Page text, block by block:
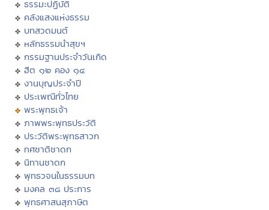
ธรรมะปฏิบัติ
คลังแสงแห่งธรรม
บทสวดมนต์
หลักธรรมนำสุขฯ
กรรมฐานประจำวันเกิด
ฮีต ๑๒ คอง ๑๔
งานบุญประจำปี
ประเพณีทั่วไทย
พระพุทธเจ้า
ภาพพระพุทธประวัติ
ประวัติพระพุทธสาวก
ทศชาติชาดก
นิทานชาดก
พุทธวจนในธรรมบท
มงคล ๓๘ ประการ
พุทธศาสนสุภาษิต